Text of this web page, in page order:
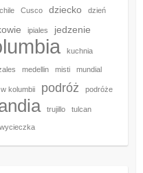
chile Cusco dziecko dzień
ipiales jedzenie
kuchnia
medellin misti mundial
kolumbii podróż podróże
trujillo tulcan
wycieczka